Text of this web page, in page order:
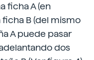
ficha A (en
B (del mismo
A puede pasar
dos